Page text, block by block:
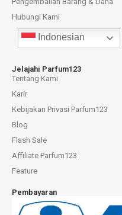
Hubungi Kami
Indonesian
Jelajahi Parfum123
Tentang Kami
Karir
Kebijakan Privasi Parfum123
Blog
Flash Sale
Affiliate Parfum123
Feature
Pembayaran